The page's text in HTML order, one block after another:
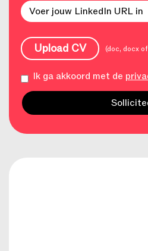
Upload CV (doc, docx
Ik ga akkoord met de